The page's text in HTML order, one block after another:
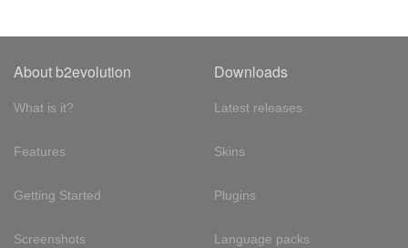
About b2evolution
What is it?
Features
Getting Started
Screenshots
Downloads
Latest releases
Skins
Plugins
Language packs